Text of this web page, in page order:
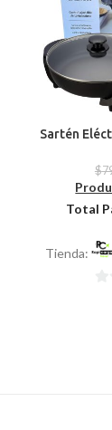
Sartén
$
Total
Tienda: